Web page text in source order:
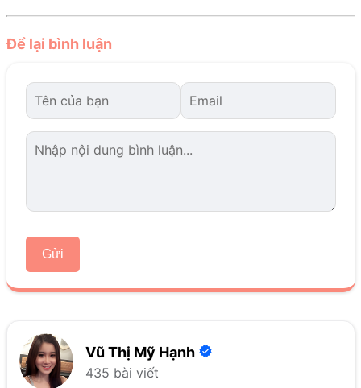
Vũ Thị Mỹ Hạnh
435 bài viết
Để lại bình luận
Gửi